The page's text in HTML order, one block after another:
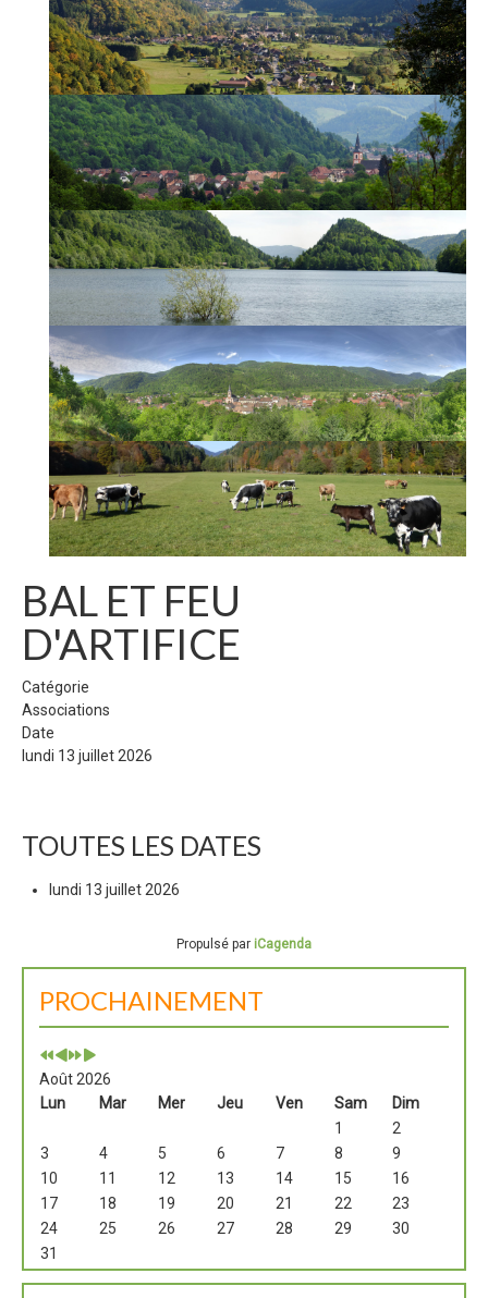
BAL ET FEU
D'ARTIFICE
Catégorie
Associations
Date
lundi 13 juillet 2026
TOUTES LES DATES
lundi 13 juillet 2026
Propulsé par iCagenda
PROCHAINEMENT
Août 2026
Lun
Mar Mer Jeu Ven Sam
Dim
1
2
3
4 5 6 7 8
9
10
11 12 13 14 15
16
17
18 19 20 21 22
23
24
25 26 27 28 29
30
31